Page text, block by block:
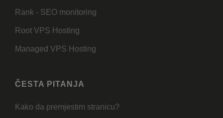
Rank - SEO monitoring
Root VPS Hosting
Managed VPS Hosting
ČESTA PITANJA
Kako da premjestim stranicu?